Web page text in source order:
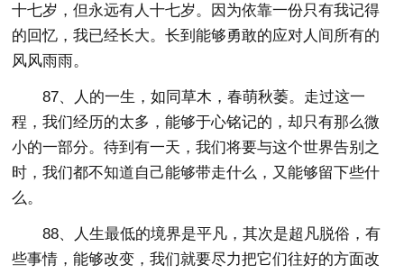
十七岁，但永远有人十七岁。因为依靠一份只有我记得
的回忆，我已经长大。长到能够勇敢的应对人间所有的
风风雨雨。
87、人的一生，如同草木，春萌秋萎。走过这一
程，我们经历的太多，能够于心铭记的，却只有那么微
小的一部分。待到有一天，我们将要与这个世界告别之
时，我们都不知道自己能够带走什么，又能够留下些什
么。
88、人生最低的境界是平凡，其次是超凡脱俗，有
些事情，能够改变，我们就要尽力把它们往好的方面改